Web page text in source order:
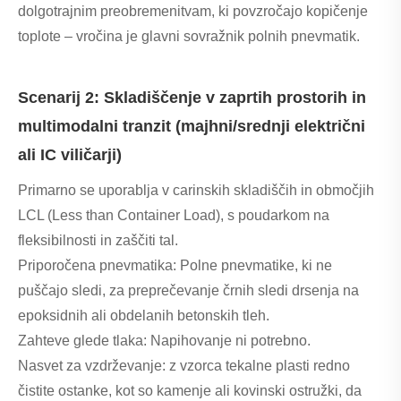
dolgotrajnim preobremenitvam, ki povzročajo kopičenje
toplote – vročina je glavni sovražnik polnih pnevmatik.
Scenarij 2: Skladiščenje v zaprtih prostorih in
multimodalni tranzit (majhni/srednji električni
ali IC viličarji)
Primarno se uporablja v carinskih skladiščih in območjih
LCL (Less than Container Load), s poudarkom na
fleksibilnosti in zaščiti tal.
Priporočena pnevmatika: Polne pnevmatike, ki ne
puščajo sledi, za preprečevanje črnih sledi drsenja na
epoksidnih ali obdelanih betonskih tleh.
Zahteve glede tlaka: Napihovanje ni potrebno.
Nasvet za vzdrževanje: z vzorca tekalne plasti redno
čistite ostanke, kot so kamenje ali kovinski ostružki, da